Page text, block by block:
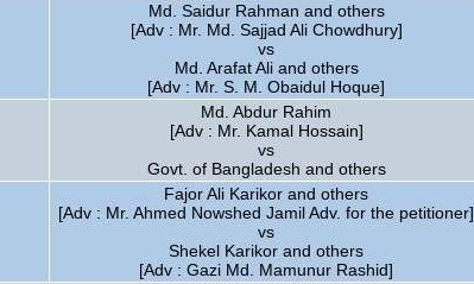
Md. Saidur Rahman and others
[Adv : Mr. Md. Sajjad Ali Chowdhury]
vs
Md. Arafat Ali and others
[Adv : Mr. S. M. Obaidul Hoque]
Md. Abdur Rahim
[Adv : Mr. Kamal Hossain]
vs
Govt. of Bangladesh and others
Fajor Ali Karikor and others
[Adv : Mr. Ahmed Nowshed Jamil Adv. for the petitioner]
vs
Shekel Karikor and others
[Adv : Gazi Md. Mamunur Rashid]